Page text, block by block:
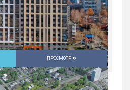
ПРОСМОТР